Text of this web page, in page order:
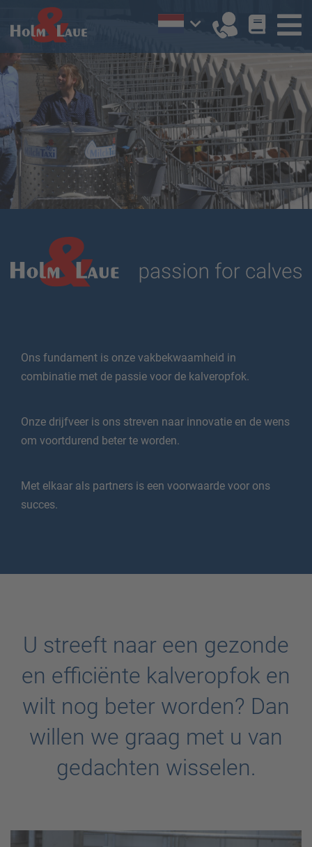
Ons fundament is onze vakbekwaamheid in
combinatie met de passie voor de kalveropfok.
Onze drijfveer is ons streven naar innovatie en de wens
om voortdurend beter te worden.
Met elkaar als partners is een voorwaarde voor ons
succes.
U streeft naar een gezonde
en efficiënte kalveropfok en
wilt nog beter worden? Dan
willen we graag met u van
gedachten wisselen.